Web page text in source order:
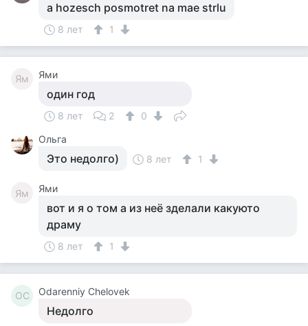
a hozesch posmotret na mae strlu
8 лет 1
Ям Ями
один год
8 лет 2
0
Ольга
Это недолго) 8 лет 1
Ям Ями
вот и я о том а из неё зделали какуюто
драму
8 лет 1
OC Odarenniy Chelovek
Недолго